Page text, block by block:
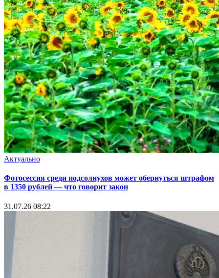
Актуально
Фотосессия среди подсолнухов может обернуться штрафом
в 1350 рублей — что говорит закон
31.07.26 08:22